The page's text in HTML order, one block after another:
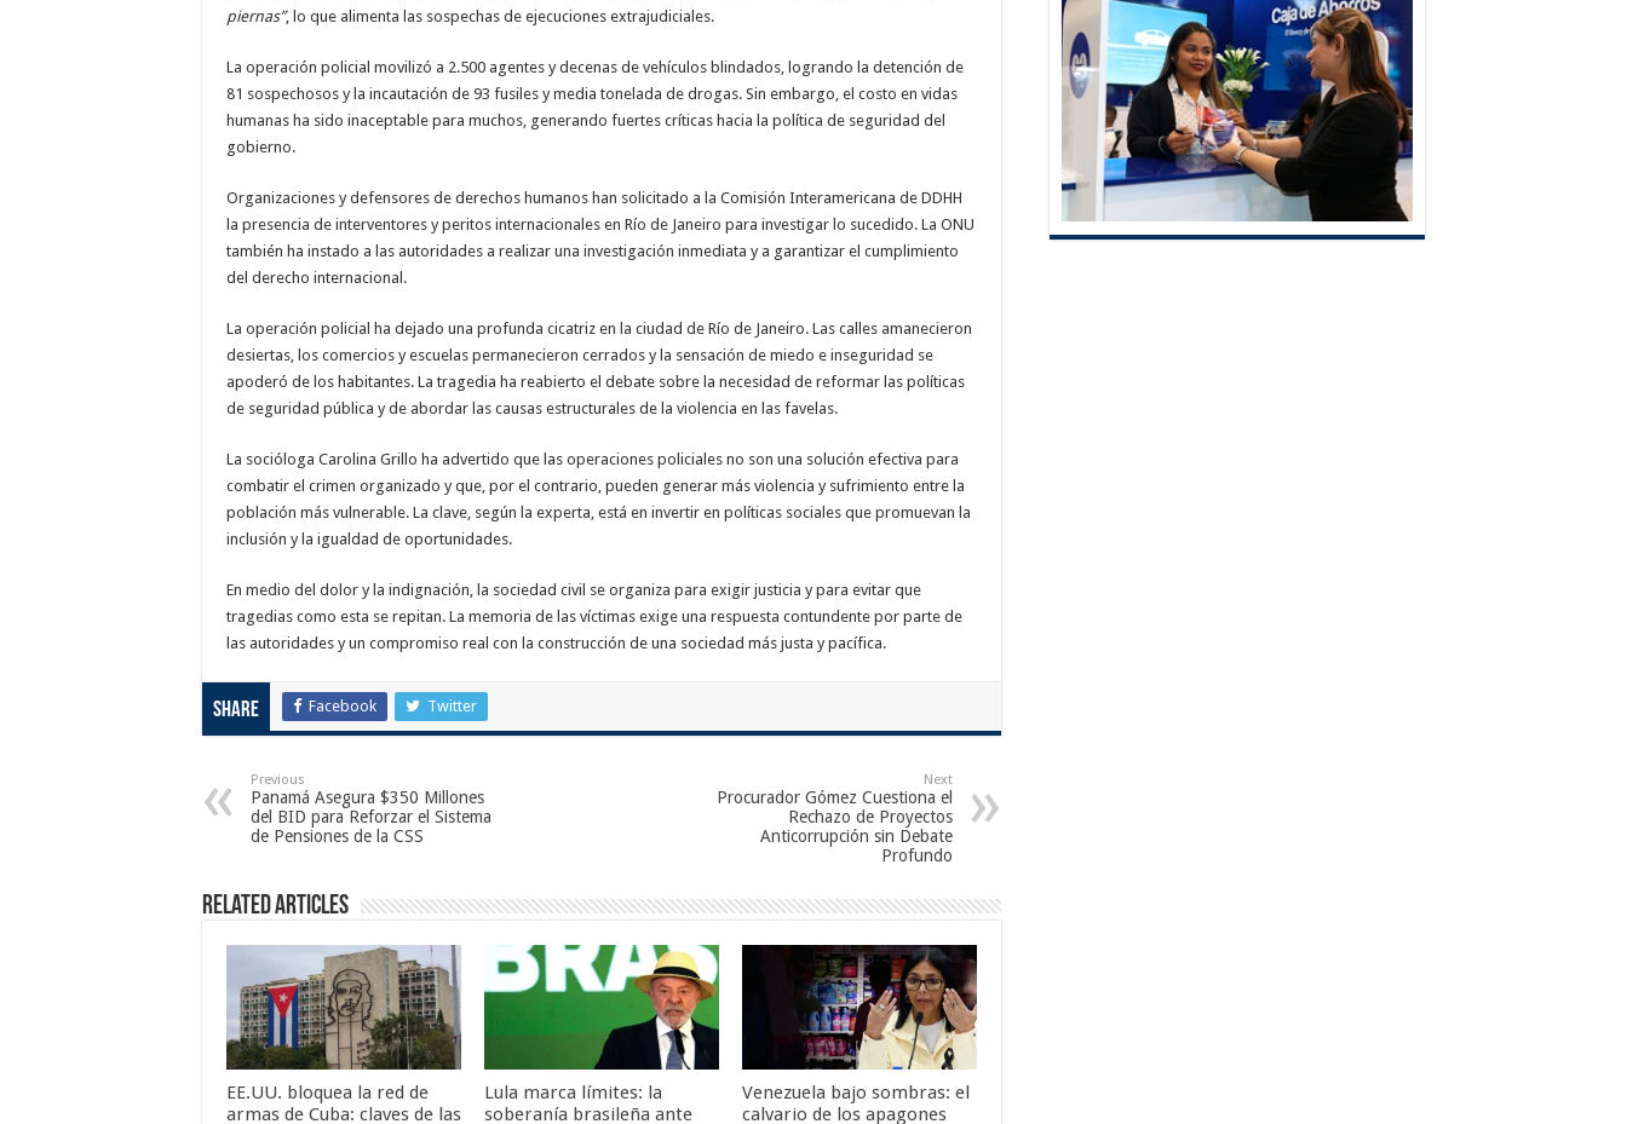
piernas”, lo que alimenta las sospechas de ejecuciones extrajudiciales.
La operación policial movilizó a 2.500 agentes y decenas de vehículos blindados, logrando la detención de
81 sospechosos y la incautación de 93 fusiles y media tonelada de drogas. Sin embargo, el costo en vidas
humanas ha sido inaceptable para muchos, generando fuertes críticas hacia la política de seguridad del
gobierno.
Organizaciones y defensores de derechos humanos han solicitado a la Comisión Interamericana de DDHH
la presencia de interventores y peritos internacionales en Río de Janeiro para investigar lo sucedido. La ONU
también ha instado a las autoridades a realizar una investigación inmediata y a garantizar el cumplimiento
del derecho internacional.
La operación policial ha dejado una profunda cicatriz en la ciudad de Río de Janeiro. Las calles amanecieron
desiertas, los comercios y escuelas permanecieron cerrados y la sensación de miedo e inseguridad se
apoderó de los habitantes. La tragedia ha reabierto el debate sobre la necesidad de reformar las políticas
de seguridad pública y de abordar las causas estructurales de la violencia en las favelas.
La socióloga Carolina Grillo ha advertido que las operaciones policiales no son una solución efectiva para
combatir el crimen organizado y que, por el contrario, pueden generar más violencia y sufrimiento entre la
población más vulnerable. La clave, según la experta, está en invertir en políticas sociales que promuevan la
inclusión y la igualdad de oportunidades.
En medio del dolor y la indignación, la sociedad civil se organiza para exigir justicia y para evitar que
tragedias como esta se repitan. La memoria de las víctimas exige una respuesta contundente por parte de
las autoridades y un compromiso real con la construcción de una sociedad más justa y pacífica.
Share Facebook Twitter
Previous
Panamá Asegura $350 Millones
del BID para Reforzar el Sistema
de Pensiones de la CSS
Next
Procurador Gómez Cuestiona el
Rechazo de Proyectos
Anticorrupción sin Debate
Profundo
Related Articles
EE.UU. bloquea la red de
armas de Cuba: claves de las
Lula marca límites: la
soberanía brasileña ante
Venezuela bajo sombras: el
calvario de los apagones